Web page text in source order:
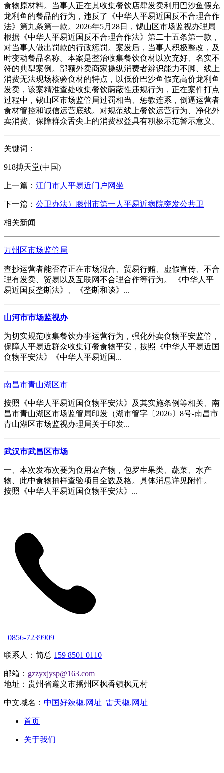
食物原材料。当事人正在其收集餐饮店肆发卖利用巴沙鱼假充
龙利鱼的餐品的行为，违反了《中华人平易近国反不合理合作
法》第九条第一款。2026年5月28日，锡山区市场监视办理局
根据《中华人平易近国反不合理合作法》第二十五条第一款，
对当事人做出罚款的行政惩罚。案发后，当事人积极整改，及
时变动餐品名称。本案是整治收集餐饮食材以次充好、名实不
符的典型案例。部额外卖商家操纵消费者辨识能力不脚、线上
消费无法现场核验食材的特点，以低价巴沙鱼假充高价龙利鱼
发卖，该案精准查处收集餐饮荫蔽性违规行为，正在案件打点
过程中，锡山区市场监管局过罚相当、惩教连系，倒逼运营者
食材管控和诚信运营底线。对规范线上餐饮运营行为、净化外
卖消费、保障群众舌尖上的消费权益具有积极示范警示意义。
关键词：
918搏天堂(中国)
上一篇： 江门市人平易近门户网坐
下一篇： 公卫办法）滕州市第一人平易近病院突发公共卫
相关新闻
万州区市场监管局
查抄运营者能否存正在市场混合、贸易行贿、虚假宣传、不合
理有发卖、贸易以及互联网不合理合作等行为。 《中华人平
易近国反垄断法》、《垄断和谈》...
山河市市场监视办
为切实规范收集餐饮办事运营行为，强化外卖食物平安监管，
保障人平易近群众收集订餐食物平安，按照《中华人平易近国
食物平安法》《中华人平易近国...
南昌市青山湖区市
按照《中华人平易近国食物平安法》及其实施条例等相关、南
昌市青山湖区市场监管局印发（湖市管字〔2026〕8号-南昌市
青山湖区市场监视办理局关于印发...
武汉市武昌区市场
一、本次发布次要为食用农产物，包罗生果类、蔬菜、水产
物、此中食物抽样查验项目全数及格。具体消息详见附件。
按照《中华人平易近国食物平安法》...
0856-7239909
联系人：简总 159 8501 0110
邮箱： gzzyxjysp@163.com
地址：贵州省遵义市播州区枫香镇枫元村
中文域名： 中国好辣椒.网址 雷天椒.网址
首页
关于我们